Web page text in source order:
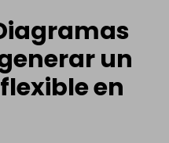
un
en